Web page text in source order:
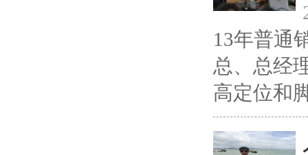
13年普通
总、总经
高定位和